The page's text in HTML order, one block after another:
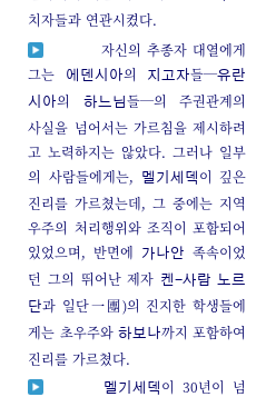
치자들과 연관시켰다.
자신의 추종자 대열에게
그는
에덴시아의 지고자들─유란
시아의 하느님 들─의 주권관계의
사실을 넘어서는 가르침을 제시하려
고 노력하지는 않았다. 그러나 일부
의 사람들에게는,
멜기세덱 이 깊은
진리를 가르쳤는데, 그 중에는 지역
우주의 처리행위와 조직이 포함되어
있었으며, 반면에
가나안
족속이었
던 그의 뛰어난 제자 켄-사람 노르
단과 일단一團)의 진지한 학생들에
게는 초우주와 하보나까지 포함하여
진리를 가르쳤다.
멜기세덱 이 30년이 넘